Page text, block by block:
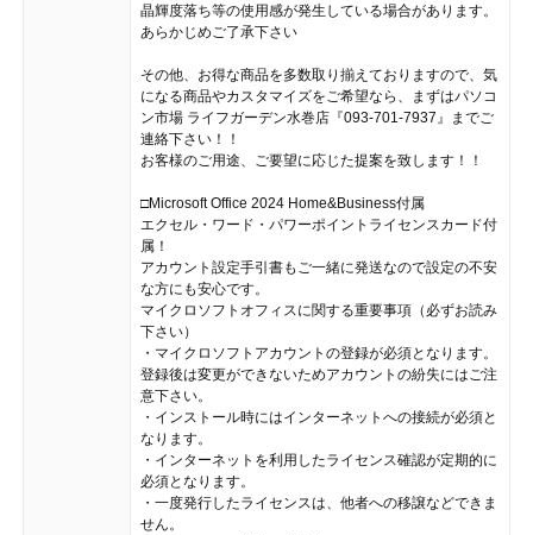
晶輝度落ち等の使用感が発生している場合があります。
あらかじめご了承下さい
その他、お得な商品を多数取り揃えておりますので、気
になる商品やカスタマイズをご希望なら、まずはパソコ
ン市場 ライフガーデン水巻店『093-701-7937』までご
連絡下さい！！
お客様のご用途、ご要望に応じた提案を致します！！
□Microsoft Office 2024 Home&Business付属
エクセル・ワード・パワーポイントライセンスカード付
属！
アカウント設定手引書もご一緒に発送なので設定の不安
な方にも安心です。
マイクロソフトオフィスに関する重要事項（必ずお読み
下さい）
・マイクロソフトアカウントの登録が必須となります。
登録後は変更ができないためアカウントの紛失にはご注
意下さい。
・インストール時にはインターネットへの接続が必須と
なります。
・インターネットを利用したライセンス確認が定期的に
必須となります。
・一度発行したライセンスは、他者への移譲などできま
せん。